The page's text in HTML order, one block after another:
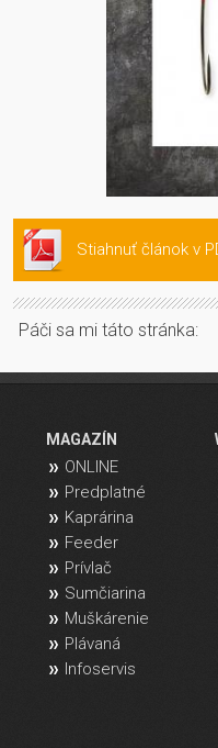
Stiahnuť článok v
Páči sa mi táto stránka:
MAGAZÍN
ONLINE
Predplatné
Kaprárina
Feeder
Prívlač
Sumčiarina
Muškárenie
Plávaná
Infoservis